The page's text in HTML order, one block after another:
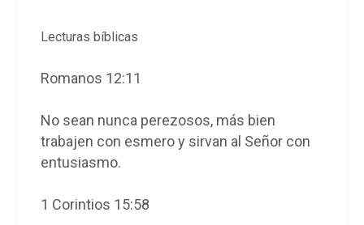
Lecturas bíblicas
Romanos 12:11
No sean nunca perezosos, más bien
trabajen con esmero y sirvan al Señor con
entusiasmo.
1 Corintios 15:58